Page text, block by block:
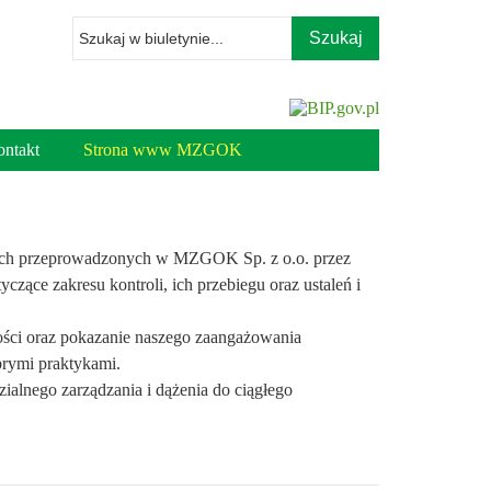
szukaną
frazę
Strona www MZGOK
przeprowadzonych w MZGOK Sp. z o.o. przez
zakresu kontroli, ich przebiegu oraz ustaleń i
oraz pokazanie naszego zaangażowania
praktykami.
zarządzania i dążenia do ciągłego